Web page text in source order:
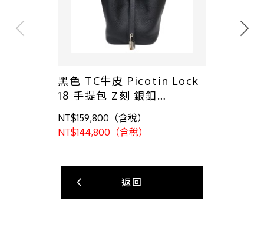
黑色 TC牛皮 Picotin Lock
18 手提包 Z刻 銀釦
【HERMES 愛馬仕】
NT$159,800（含稅）
NT$144,800（含稅）
返回